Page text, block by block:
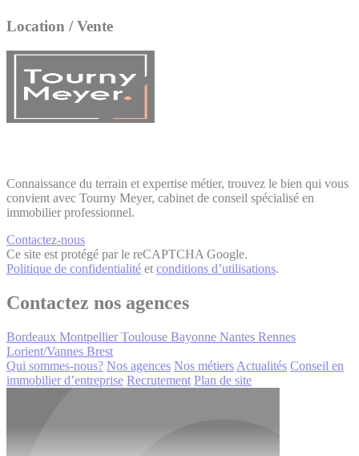
Location / Vente
Connaissance du terrain et expertise métier, trouvez le bien qui vous
convient avec Tourny Meyer, cabinet de conseil spécialisé en
immobilier professionnel.
Contactez-nous
Ce site est protégé par le reCAPTCHA Google.
Politique de confidentialité et conditions d’utilisations.
Contactez nos agences
Bordeaux Montpellier Toulouse Bayonne Nantes Rennes
Lorient/Vannes Brest
Qui sommes-nous? Nos agences Nos métiers Actualités Conseil en
immobilier d’entreprise Recrutement Plan de site